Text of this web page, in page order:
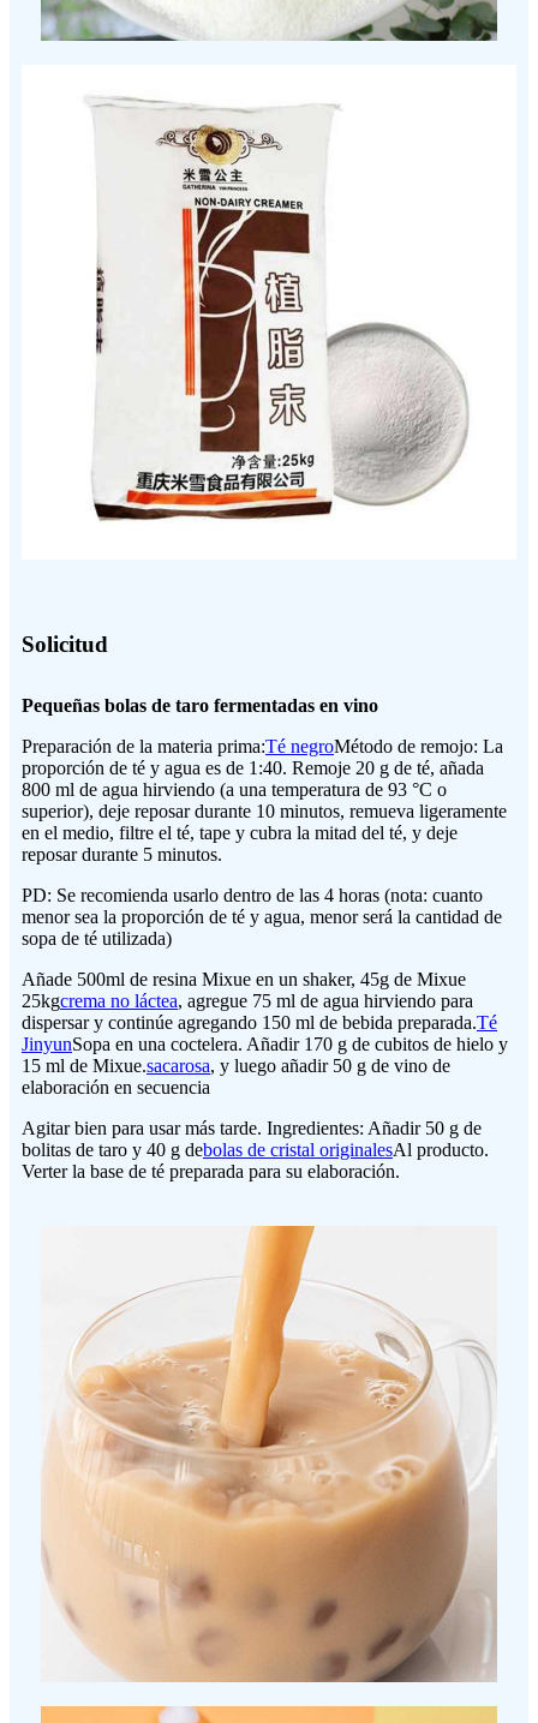
Solicitud
Pequeñas bolas de taro fermentadas en vino
Preparación de la materia prima:Té negroMétodo de remojo: La
proporción de té y agua es de 1:40. Remoje 20 g de té, añada
800 ml de agua hirviendo (a una temperatura de 93 °C o
superior), deje reposar durante 10 minutos, remueva ligeramente
en el medio, filtre el té, tape y cubra la mitad del té, y deje
reposar durante 5 minutos.
PD: Se recomienda usarlo dentro de las 4 horas (nota: cuanto
menor sea la proporción de té y agua, menor será la cantidad de
sopa de té utilizada)
Añade 500ml de resina Mixue en un shaker, 45g de Mixue
25kgcrema no láctea, agregue 75 ml de agua hirviendo para
dispersar y continúe agregando 150 ml de bebida preparada.Té
JinyunSopa en una coctelera. Añadir 170 g de cubitos de hielo y
15 ml de Mixue.sacarosa, y luego añadir 50 g de vino de
elaboración en secuencia
Agitar bien para usar más tarde. Ingredientes: Añadir 50 g de
bolitas de taro y 40 g debolas de cristal originalesAl producto.
Verter la base de té preparada para su elaboración.